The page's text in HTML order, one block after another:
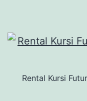
Rental Kursi